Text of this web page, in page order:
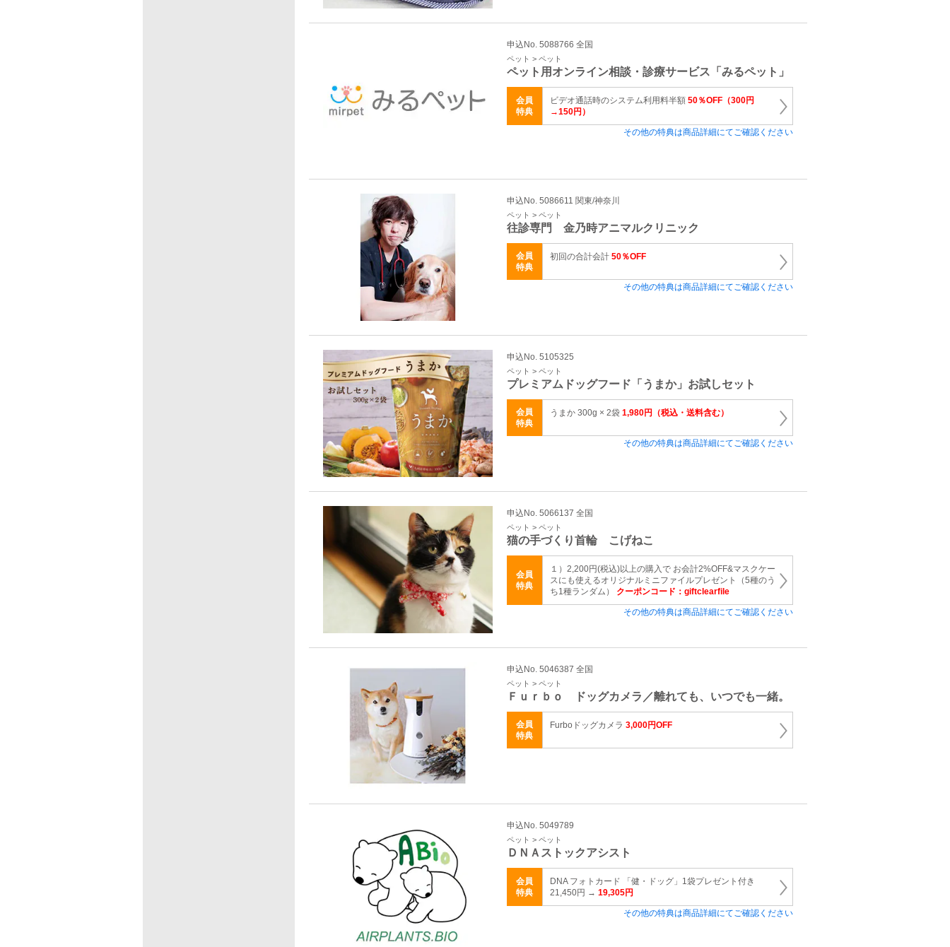
申込No. 5088766 全国
ペット > ペット
ペット用オンライン相談・診療サービス「みるペット」
会員
特典
ビデオ通話時のシステム利用料半額 50％OFF（300円
→150円）
その他の特典は商品詳細にてご確認ください
申込No. 5086611 関東/神奈川
ペット > ペット
往診専門 金乃時アニマルクリニック
会員
特典
初回の合計会計 50％OFF
その他の特典は商品詳細にてご確認ください
申込No. 5105325
ペット > ペット
プレミアムドッグフード「うまか」お試しセット
会員
特典
うまか 300g × 2袋 1,980円（税込・送料含む）
その他の特典は商品詳細にてご確認ください
申込No. 5066137 全国
ペット > ペット
猫の手づくり首輪 こげねこ
会員
特典
１）2,200円(税込)以上の購入で お会計2%OFF&マスクケー
スにも使えるオリジナルミニファイルプレゼント（5種のう
ち1種ランダム） クーポンコード：giftclearfile
その他の特典は商品詳細にてご確認ください
申込No. 5046387 全国
ペット > ペット
Ｆｕｒｂｏ ドッグカメラ／離れても、いつでも一緒。
会員
特典
Furboドッグカメラ 3,000円OFF
申込No. 5049789
ペット > ペット
ＤＮＡストックアシスト
会員
特典
DNA フォトカード 「健・ドッグ」1袋プレゼント付き
21,450円 → 19,305円
その他の特典は商品詳細にてご確認ください